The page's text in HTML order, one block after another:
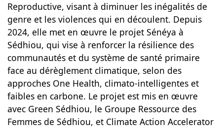
Reproductive, visant à diminuer les inégalités de
genre et les violences qui en découlent. Depuis
2024, elle met en œuvre le projet Sénéya à
Sédhiou, qui vise à renforcer la résilience des
communautés et du système de santé primaire
face au dérèglement climatique, selon des
approches One Health, climato-intelligentes et
faibles en carbone. Le projet est mis en œuvre
avec Green Sédhiou, le Groupe Ressource des
Femmes de Sédhiou, et Climate Action Accelerator